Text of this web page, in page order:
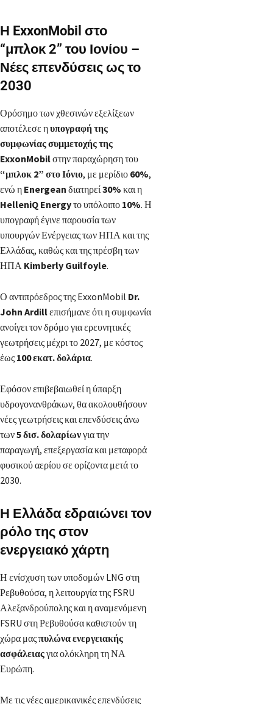
Η ExxonMobil στο
“μπλοκ 2” του Ιονίου –
Νέες επενδύσεις ως το
2030
Ορόσημο των χθεσινών εξελίξεων
αποτέλεσε ηυπογραφή της
συμφωνίας συμμετοχής της
ExxonMobilστην παραχώρηση του
“μπλοκ 2” στο Ιόνιο, με μερίδιο 60%,
ενώ η Energean διατηρεί30% και η
HelleniQ Energyτο υπόλοιπο 10%. Η
υπογραφή έγινε παρουσία των
υπουργών Ενέργειας των ΗΠΑ και της
Ελλάδας, καθώς και της πρέσβη των
ΗΠΑ Kimberly Guilfoyle.
Ο αντιπρόεδρος της ExxonMobil Dr.
John Ardillεπισήμανε ότι η συμφωνία
ανοίγει τον δρόμο για ερευνητικές
γεωτρήσεις μέχρι το 2027, με κόστος
έως 100 εκατ. δολάρια.
Εφόσον επιβεβαιωθεί η ύπαρξη
υδρογονανθράκων, θα ακολουθήσουν
νέες γεωτρήσεις και επενδύσεις άνω
των5 δισ. δολαρίωνγια την
παραγωγή, επεξεργασία και μεταφορά
φυσικού αερίου σε ορίζοντα μετά το
2030.
Η Ελλάδα εδραιώνει τον
ρόλο της στον
ενεργειακό χάρτη
Η ενίσχυση των υποδομών LNG στη
Ρεβυθούσα, η λειτουργία της FSRU
Αλεξανδρούπολης και η αναμενόμενη
FSRU στη Ρεβυθούσα καθιστούν τη
χώρα μαςπυλώνα ενεργειακής
ασφάλειαςγια ολόκληρη τη ΝΑ
Ευρώπη.
Με τις νέες αμερικανικές επενδύσεις